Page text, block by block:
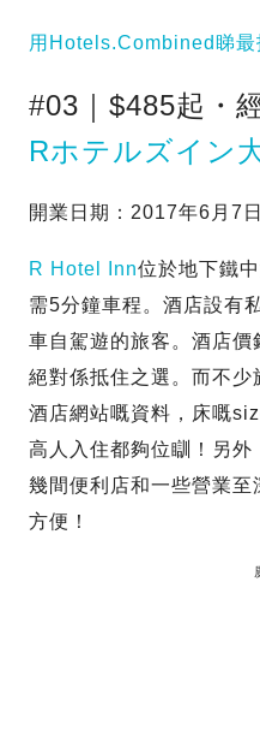
用Hotels.Combined睇最
#03｜$485起・
Rホテルズイン
開業日期：2017年6月7日
R Hotel Inn位於地下鐵
需5分鐘車程。酒店設有
車自駕遊的旅客。酒店價
絕對係抵住之選。而不
酒店網站嘅資料，床嘅
高人入住都夠位瞓！另
幾間便利店和一些營業
方便！